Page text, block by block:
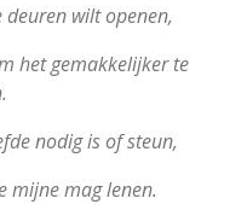
wilt openen,
het gemakkelijker te
nodig is of steun,
mijne mag lenen.